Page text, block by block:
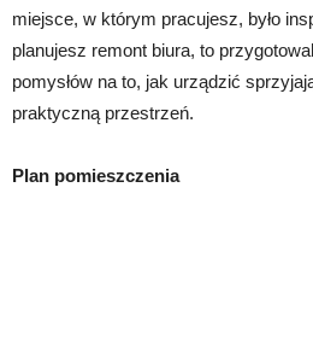
miejsce, w którym pracujesz, było
planujesz remont biura, to
pomysłów na to, jak urządzić
praktyczną przestrzeń.
Plan pomieszczenia